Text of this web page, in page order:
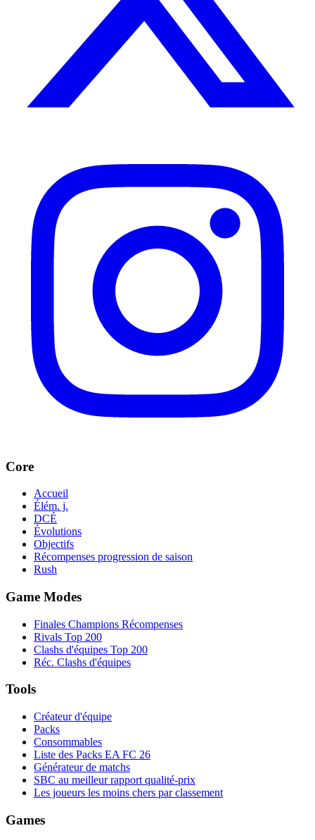
Core
Accueil
Élém. j.
DCÉ
Évolutions
Objectifs
Récompenses progression de saison
Rush
Game Modes
Finales Champions Récompenses
Rivals Top 200
Clashs d'équipes Top 200
Réc. Clashs d'équipes
Tools
Créateur d'équipe
Packs
Consommables
Liste des Packs EA FC 26
Générateur de matchs
SBC au meilleur rapport qualité-prix
Les joueurs les moins chers par classement
Games